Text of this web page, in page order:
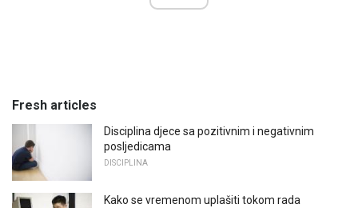
Fresh articles
Disciplina djece sa pozitivnim i negativnim
posljedicama
DISCIPLINA
Kako se vremenom uplašiti tokom rada